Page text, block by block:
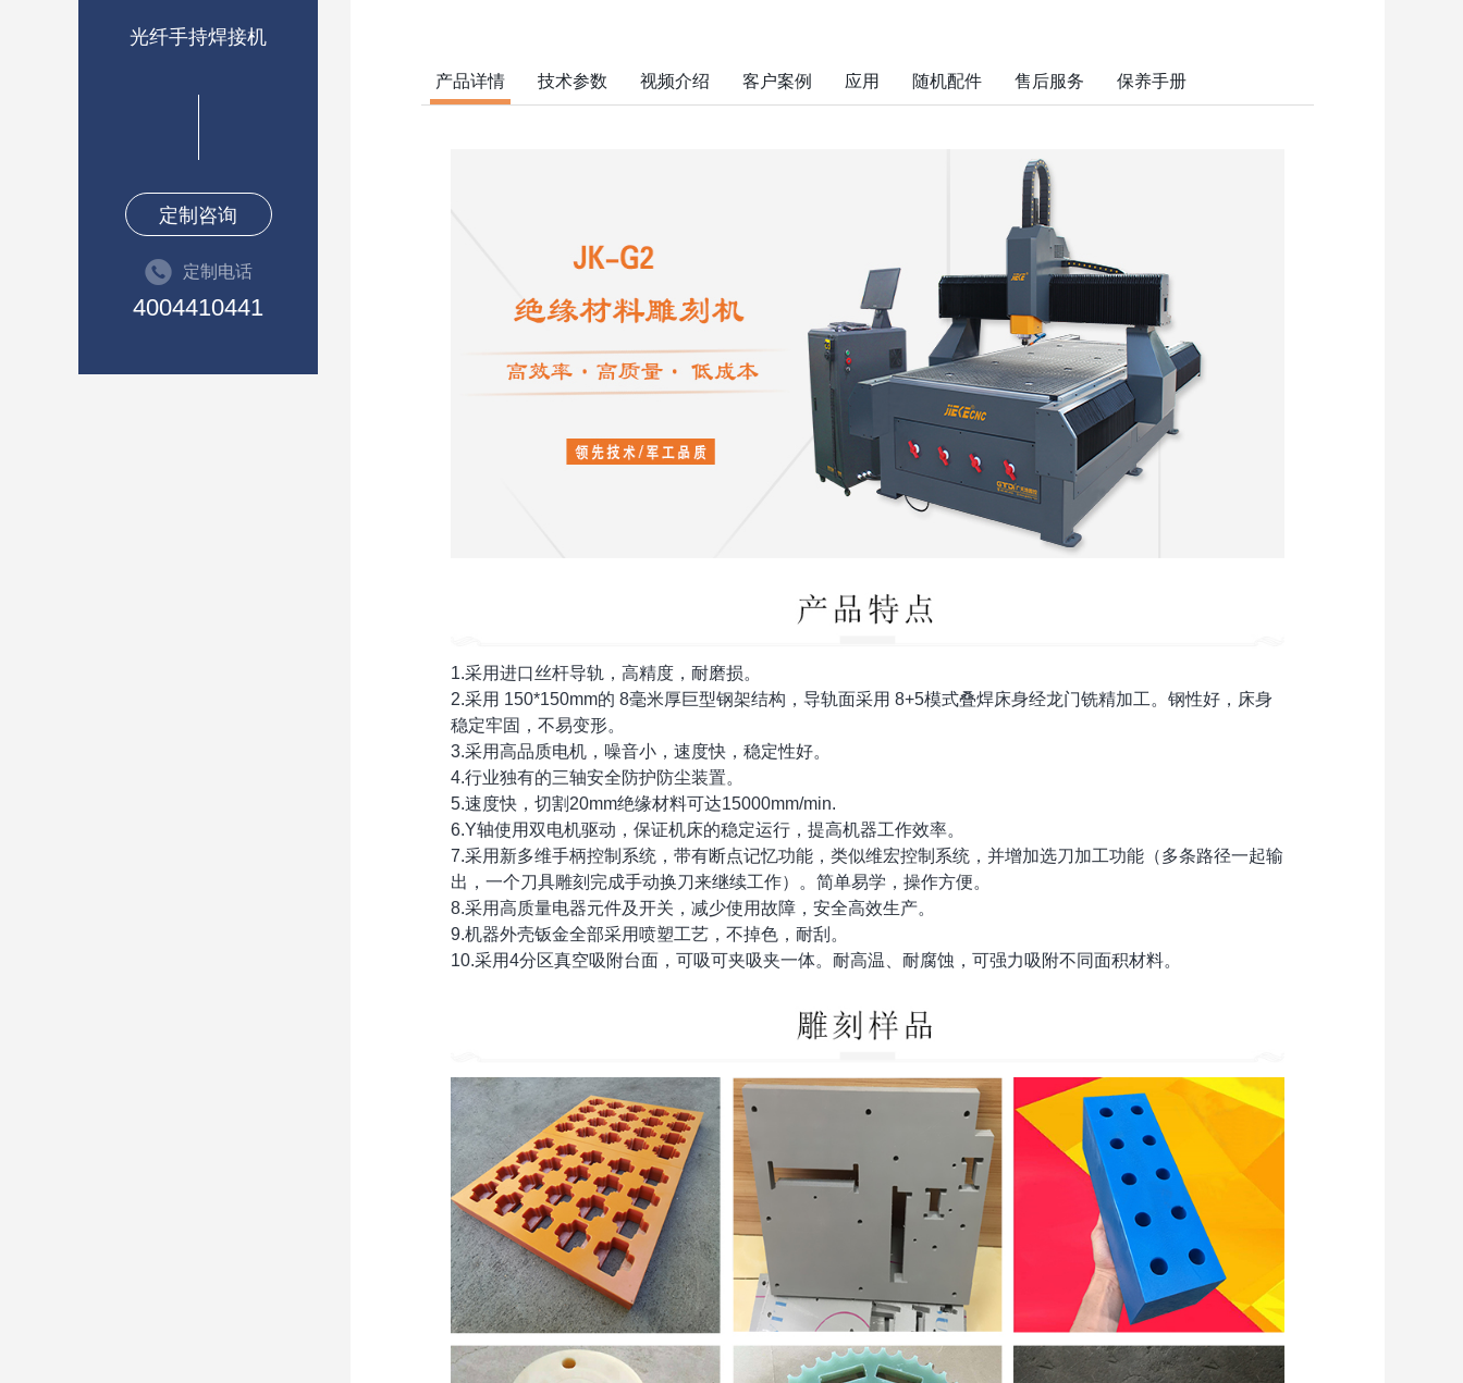
光纤手持焊接机
定制咨询
定制电话
4004410441
产品详情 技术参数 视频介绍 客户案例 应用 随机配件 售后服务 保养手册
1.采用进口丝杆导轨，高精度，耐磨损。
2.采用 150*150mm的 8毫米厚巨型钢架结构，导轨面采用 8+5模式叠焊床身经龙门铣精加工。钢性好，床身
稳定牢固，不易变形。
3.采用高品质电机，噪音小，速度快，稳定性好。
4.行业独有的三轴安全防护防尘装置。
5.速度快，切割20mm绝缘材料可达15000mm/min.
6.Y轴使用双电机驱动，保证机床的稳定运行，提高机器工作效率。
7.采用新多维手柄控制系统，带有断点记忆功能，类似维宏控制系统，并增加选刀加工功能（多条路径一起输
出，一个刀具雕刻完成手动换刀来继续工作）。简单易学，操作方便。
8.采用高质量电器元件及开关，减少使用故障，安全高效生产。
9.机器外壳钣金全部采用喷塑工艺，不掉色，耐刮。
10.采用4分区真空吸附台面，可吸可夹吸夹一体。耐高温、耐腐蚀，可强力吸附不同面积材料。